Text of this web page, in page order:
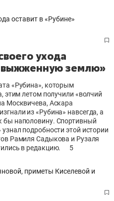
ухода
выжженную землю»
«Рубина», которым
этим летом получили «волчий
Москвичева, Аскара
из «Рубина» навсегда, а
бы наполовину. Спортивный
подробности этой истории
Рамиля Садыкова и Рузаля
в редакцию.
5